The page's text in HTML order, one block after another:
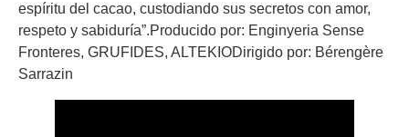
espíritu del cacao, custodiando sus secretos con amor,
respeto y sabiduría”.Producido por: Enginyeria Sense
Fronteres, GRUFIDES, ALTEKIODirigido por: Bérengère
Sarrazin